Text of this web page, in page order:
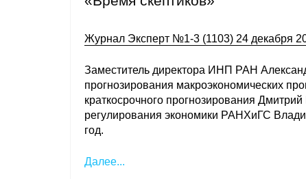
Журнал Эксперт №1-3 (1103) 24 декабря
Заместитель директора ИНП РАН
прогнозирования макроэкономических
краткосрочного прогнозирования
регулирования экономики РАНХиГС
год.
Далее...